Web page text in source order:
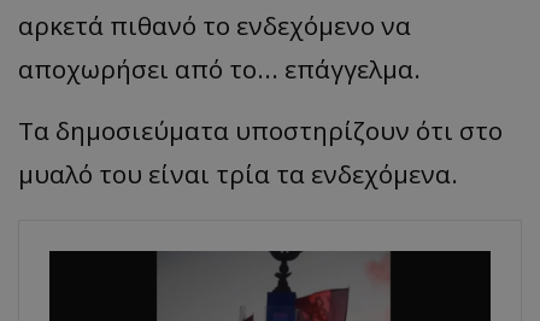
αρκετά πιθανό το ενδεχόμενο να
αποχωρήσει από το... επάγγελμα.
Τα δημοσιεύματα υποστηρίζουν ότι στο
μυαλό του είναι τρία τα ενδεχόμενα.